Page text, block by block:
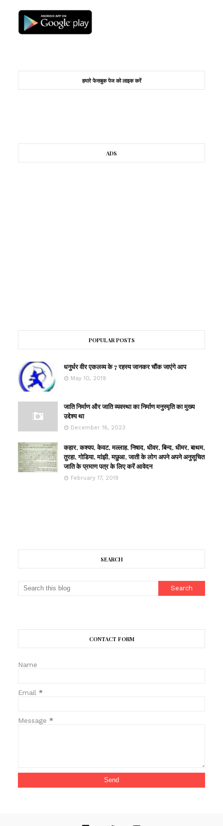
हमारे फेसबुक पेज को लाइक करें
ADS
POPULAR POSTS
धनुर्धर वीर एकलव्य के 7 रहस्य जानकर चौंक जाएंगे आप
May 10, 2019
जाति निर्माण और जाति व्यवस्था का निर्माण मनुस्मृति का मुख्य
उद्देश्य था
December 16, 2023
कहार, कश्यप, केवट, मल्लाह, निषाद, धीवर, बिन्द, धीमर, बाथम,
तुरहा, गोडिया, मांझी, मछुआ, जाती के लोग अपने अपने अनुसूचित
जाति के प्रमाण पत्र के लिए करें आवेदन
February 17, 2019
SEARCH
CONTACT FORM
Name
Email *
Message *